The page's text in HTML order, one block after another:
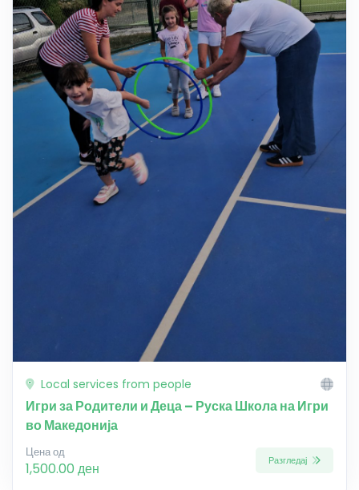
Local services from people
Игри за Родители и Деца – Руска Школа на Игри
во Македонија
Цена од
1,500.00 ден Разгледај